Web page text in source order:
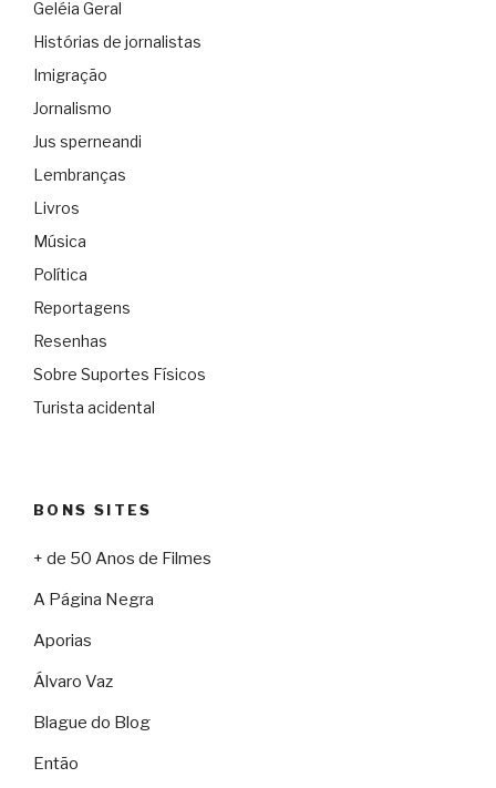
Geléia Geral
Histórias de jornalistas
Imigração
Jornalismo
Jus sperneandi
Lembranças
Livros
Música
Política
Reportagens
Resenhas
Sobre Suportes Físicos
Turista acidental
BONS SITES
+ de 50 Anos de Filmes
A Página Negra
Aporias
Álvaro Vaz
Blague do Blog
Então